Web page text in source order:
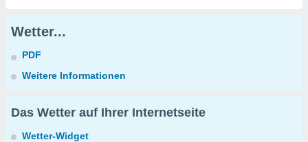
Wetter...
PDF
Weitere Informationen
Das Wetter auf Ihrer Internetseite
Wetter-Widget